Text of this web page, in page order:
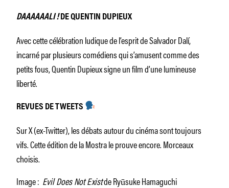
DAAAAAALI !DE QUENTIN DUPIEUX
Avec cette célébration ludique de l’esprit de Salvador Dalí,
incarné par plusieurs comédiens qui s’amusent comme des
petits fous, Quentin Dupieux signe un film d’une lumineuse
liberté.
REVUES DE TWEETS
Sur X (ex-Twitter), les débats autour du cinéma sont toujours
vifs. Cette édition de la Mostra le prouve encore. Morceaux
choisis.
Image : Evil Does Not Existde Ryūsuke Hamaguchi